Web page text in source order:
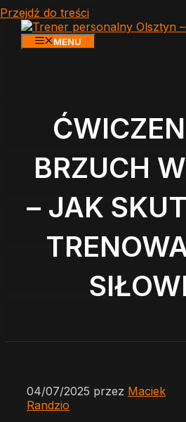
Przejdź do treści
MENU
BRZUCH
– JAK
04/07/2025 przez Maciek
Randzio